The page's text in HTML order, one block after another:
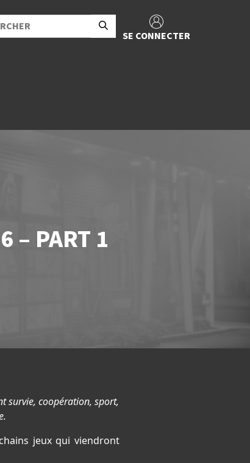
SE CONNECTER
– PART 1
survie, coopération, sport,
jeux qui viendront